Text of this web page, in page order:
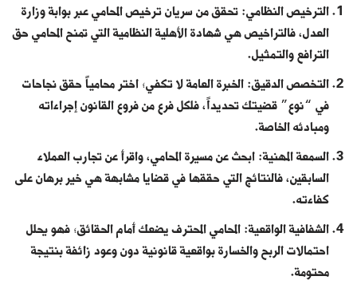
الترخيص النظامي: تحقق من سريان ترخيص المحامي عبر بوابة وزارة
العدل، فالتراخيص هي شهادة الأهلية النظامية التي تمنح المحامي حق
الترافع والتمثيل.
التخصص الدقيق: الخبرة العامة لا تكفي؛ اختر محامياً حقق نجاحات
في “نوع” قضيتك تحديداً، فلكل فرع من فروع القانون إجراءاته
ومبادئه الخاصة.
السمعة المهنية: ابحث عن مسيرة المحامي، واقرأ عن تجارب العملاء
السابقين، فالنتائج التي حققها في قضايا مشابهة هي خير برهان على
كفاءته.
الشفافية الواقعية: المحامي المحترف يضعك أمام الحقائق؛ فهو يحلل
احتمالات الربح والخسارة بواقعية قانونية دون وعود زائفة بنتيجة
محتومة.